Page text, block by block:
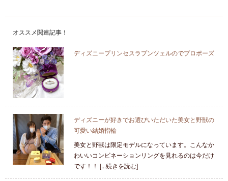
オススメ関連記事！
ディズニープリンセスラプンツェルのでプロポーズ
ディズニーが好きでお選びいただいた美女と野獣の
可愛い結婚指輪
美女と野獣は限定モデルになっています。こんなか
わいいコンビネーションリングを見れるのは今だけ
です！！ [...続きを読む]